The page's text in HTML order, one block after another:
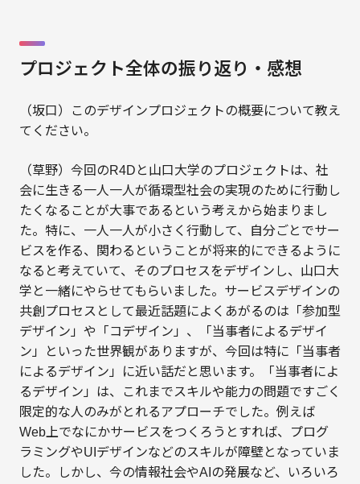
プロジェクト全体の振り返り・感想
（坂口）このデザインプロジェクトの概要について教え
てください。
（草野）今回のR4Dと山口大学のプロジェクトは、社
会に生きる一人一人が循環型社会の実現のために行動し
たくなることが大事であるという考えから始まりまし
た。特に、一人一人が小さく行動して、自分ごとでサー
ビスを作る、関わるということが将来的にできるように
なると考えていて、そのプロセスをデザインし、山口大
学と一緒にやらせてもらいました。サービスデザインの
共創プロセスとして最近話題によくあがるのは「参加型
デザイン」や「コデザイン」、「当事者によるデザイ
ン」といった世界観がありますが、今回は特に「当事者
によるデザイン」に近い話だと思います。「当事者によ
るデザイン」は、これまでスキルや能力の問題ですごく
限定的な人のみがとれるアプローチでした。例えば
Web上でなにかサービスをつくろうとすれば、プログ
ラミングやUIデザインなどのスキルが障壁となっていま
した。しかし、今の情報社会やAIの発展など、いろいろ